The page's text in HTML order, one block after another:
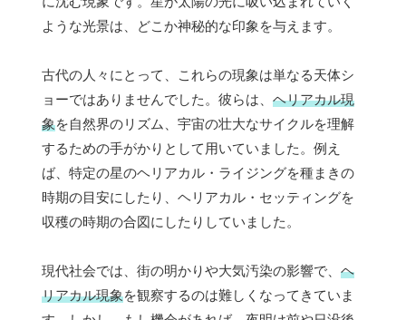
ような光景は、どこか神秘的な印象を与えます。
古代の人々にとって、これらの現象は単なる天体シ
ョーではありませんでした。彼らは、 ヘリアカル現
象を自然界のリズム、宇宙の壮大なサイクルを理解
するための手がかりとして用いていました。例え
ば、特定の星のヘリアカル・ライジングを種まきの
時期の目安にしたり、ヘリアカル・セッティングを
収穫の時期の合図にしたりしていました。
現代社会では、街の明かりや大気汚染の影響で、 ヘ
リアカル現象を観察するのは難しくなってきていま